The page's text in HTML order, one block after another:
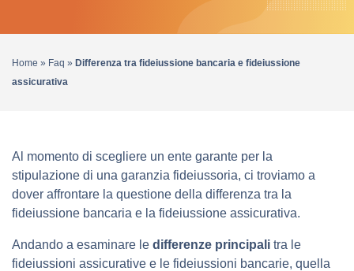
Home » Faq » Differenza tra fideiussione bancaria e fideiussione
assicurativa
Al momento di scegliere un ente garante per la
stipulazione di una garanzia fideiussoria, ci troviamo a
dover affrontare la questione della differenza tra la
fideiussione bancaria e la fideiussione assicurativa.
Andando a esaminare le differenze principali tra le
fideiussioni assicurative e le fideiussioni bancarie, quella